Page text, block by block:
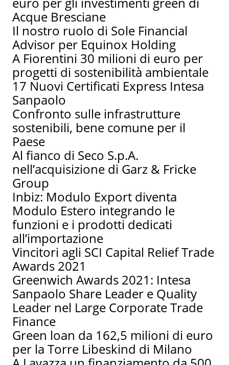
Acque Bresciane
Il nostro ruolo di Sole Financial
Advisor per Equinox Holding
A Fiorentini 30 milioni di euro per
progetti di sostenibilità ambientale
17 Nuovi Certificati Express Intesa
Sanpaolo
Confronto sulle infrastrutture
sostenibili, bene comune per il
Paese
Al fianco di Seco S.p.A.
nell’acquisizione di Garz & Fricke
Group
Inbiz: Modulo Export diventa
Modulo Estero integrando le
funzioni e i prodotti dedicati
all’importazione
Vincitori agli SCI Capital Relief Trade
Awards 2021
Greenwich Awards 2021: Intesa
Sanpaolo Share Leader e Quality
Leader nel Large Corporate Trade
Finance
Green loan da 162,5 milioni di euro
per la Torre Libeskind di Milano